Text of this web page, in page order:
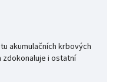
akumulačních krbových
zdokonaluje i ostatní